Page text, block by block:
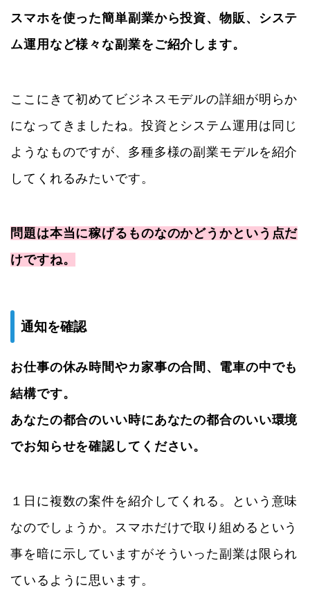
スマホを使った簡単副業から投資、物販、システ
ム運用など様々な副業をご紹介します。
ここにきて初めてビジネスモデルの詳細が明らか
になってきましたね。投資とシステム運用は同じ
ようなものですが、多種多様の副業モデルを紹介
してくれるみたいです。
問題は本当に稼げるものなのかどうかという点だ
けですね。
通知を確認
お仕事の休み時間やカ家事の合間、電車の中でも
結構です。
あなたの都合のいい時にあなたの都合のいい環境
でお知らせを確認してください。
１日に複数の案件を紹介してくれる。という意味
なのでしょうか。スマホだけで取り組めるという
事を暗に示していますがそういった副業は限られ
ているように思います。